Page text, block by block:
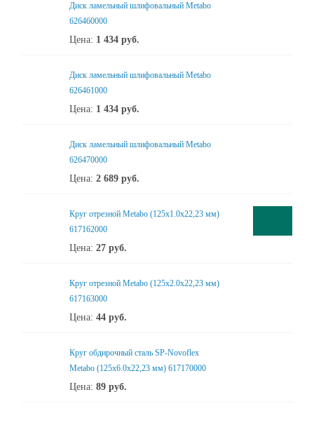
Диск ламельный шлифовальный Metabo
626460000
Цена: 1 434 руб.
Диск ламельный шлифовальный Metabo
626461000
Цена: 1 434 руб.
Диск ламельный шлифовальный Metabo
626470000
Цена: 2 689 руб.
Круг отрезной Metabo (125x1.0x22,23 мм)
617162000
Цена: 27 руб.
Круг отрезной Metabo (125x2.0x22,23 мм)
617163000
Цена: 44 руб.
Круг обдирочный сталь SP-Novoflex
Metabo (125x6.0x22,23 мм) 617170000
Цена: 89 руб.